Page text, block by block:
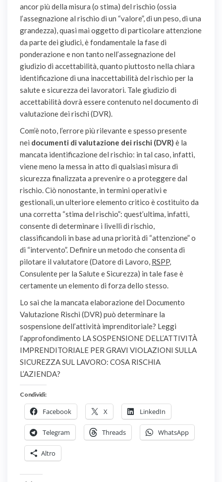
ancor più della misura (o stima) del rischio (ossia
l’assegnazione al rischio di un “valore”, di un peso, di una
grandezza), quasi mai oggetto di particolare attenzione
da parte dei giudici, è fondamentale la fase di
ponderazione e non tanto nell’assegnazione del
giudizio di accettabilità, quanto piuttosto nella chiara
identificazione di una inaccettabilità del rischio per la
salute e sicurezza dei lavoratori. Tale giudizio di
accettabilità dovrà essere contenuto nel documento di
valutazione dei rischi (DVR).
Com’è noto, l’errore più rilevante e spesso presente
nei documenti di valutazione dei rischi (DVR) è la
mancata identificazione del rischio: in tal caso, infatti,
viene meno la messa in atto di qualsiasi misura di
sicurezza finalizzata a prevenire o a proteggere dal
rischio. Ciò nonostante, in termini operativi e
gestionali, un ulteriore elemento critico è costituito da
una corretta “stima del rischio”: quest’ultima, infatti,
consente di determinare i livelli di rischio,
classificandoli in base ad una priorità di “attenzione” o
di “intervento”. Definire un metodo che consenta di
pilotare il valutatore (Datore di Lavoro, RSPP,
Consulente per la Salute e Sicurezza) in tale fase è
certamente un elemento di forza dello stesso.
Lo sai che la mancata elaborazione del Documento
Valutazione Rischi (DVR) può determinare la
sospensione dell’attività imprenditoriale? Leggi
l’approfondimento LA SOSPENSIONE DELL’ATTIVITÀ
IMPRENDITORIALE PER GRAVI VIOLAZIONI SULLA
SICUREZZA SUL LAVORO: COSA RISCHIA
L’AZIENDA?
Condividi:
Facebook X LinkedIn
Telegram Threads WhatsApp
Altro